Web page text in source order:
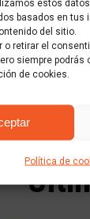
estos
basados en tus
del sitio.
o retirar el
siempre
de cookies.
Política de